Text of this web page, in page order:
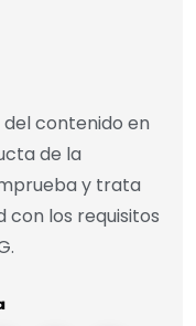
contenido en
de la
y trata
con los requisitos